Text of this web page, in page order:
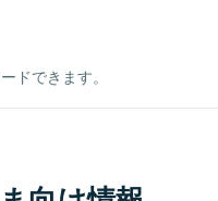
ドできます。